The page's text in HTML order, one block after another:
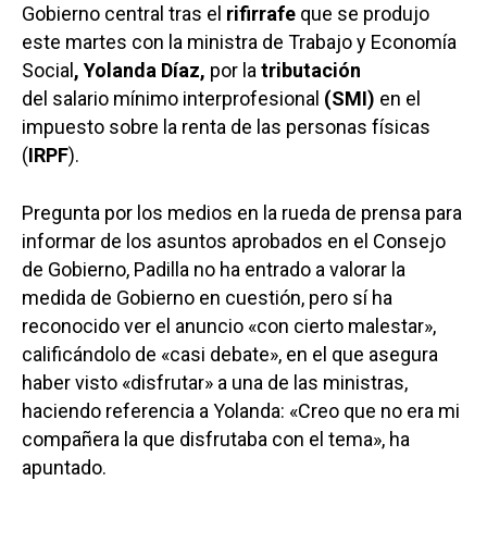
Gobierno central tras el rifirrafe que se produjo
este martes con la ministra de Trabajo y Economía
Social, Yolanda Díaz, por la tributación
del salario mínimo interprofesional (SMI) en el
impuesto sobre la renta de las personas físicas
(IRPF).
Pregunta por los medios en la rueda de prensa para
informar de los asuntos aprobados en el Consejo
de Gobierno, Padilla no ha entrado a valorar la
medida de Gobierno en cuestión, pero sí ha
reconocido ver el anuncio «con cierto malestar»,
calificándolo de «casi debate», en el que asegura
haber visto «disfrutar» a una de las ministras,
haciendo referencia a Yolanda: «Creo que no era mi
compañera la que disfrutaba con el tema», ha
apuntado.